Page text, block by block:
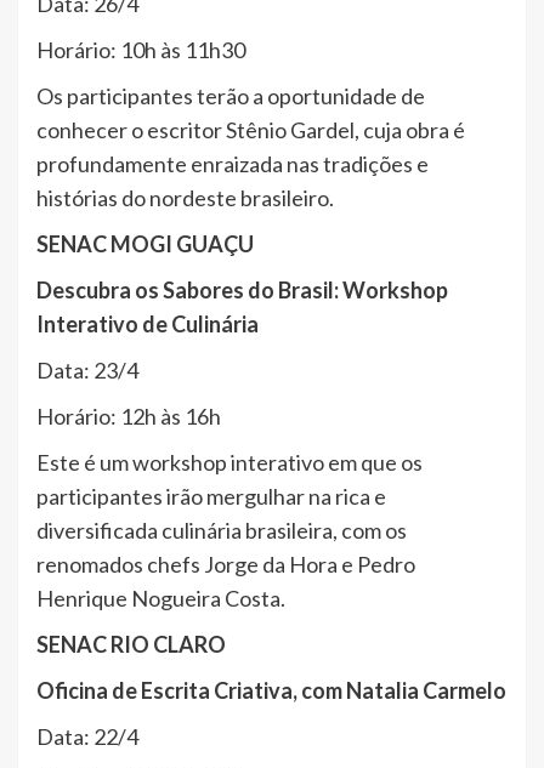
Horário: 10h às 11h30
Os participantes terão a oportunidade de
conhecer o escritor Stênio Gardel, cuja obra é
profundamente enraizada nas tradições e
histórias do nordeste brasileiro.
SENAC MOGI GUAÇU
Descubra os Sabores do Brasil: Workshop
Interativo de Culinária
Data: 23/4
Horário: 12h às 16h
Este é um workshop interativo em que os
participantes irão mergulhar na rica e
diversificada culinária brasileira, com os
renomados chefs Jorge da Hora e Pedro
Henrique Nogueira Costa.
SENAC RIO CLARO
Oficina de Escrita Criativa, com Natalia Carmelo
Data: 22/4